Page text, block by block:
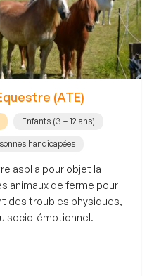
(ATE)
Enfants (3 – 12 ans)
handicapées
asbl a pour objet la
animaux de ferme pour
des troubles physiques,
socio-émotionnel.